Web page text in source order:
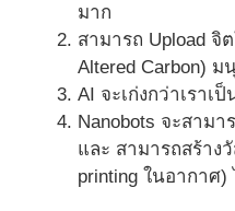
มาก
สามารถ Upload จิ
Altered Carbon) ม
AI จะเก่งกว่าเราเ
Nanobots จะสาม
และ สามารถสร้า
printing ในอากาศ)